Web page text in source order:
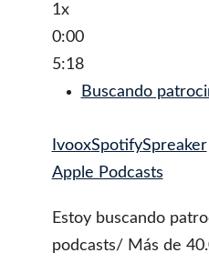
1x
0:00
5:18
Buscando
IvooxSpotifySpreaker
Apple Podcasts
Estoy buscando
podcasts/ Más de